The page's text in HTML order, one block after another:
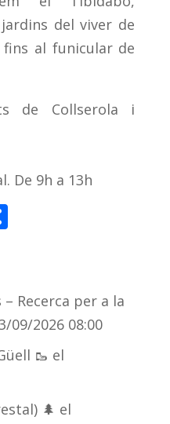
del viver de
fins al funicular de
de Collserola i
De 9h a 13h
C
p
ar
te
ix
Recerca per a la
09/2026 08:00
🥾 el
🌲 el